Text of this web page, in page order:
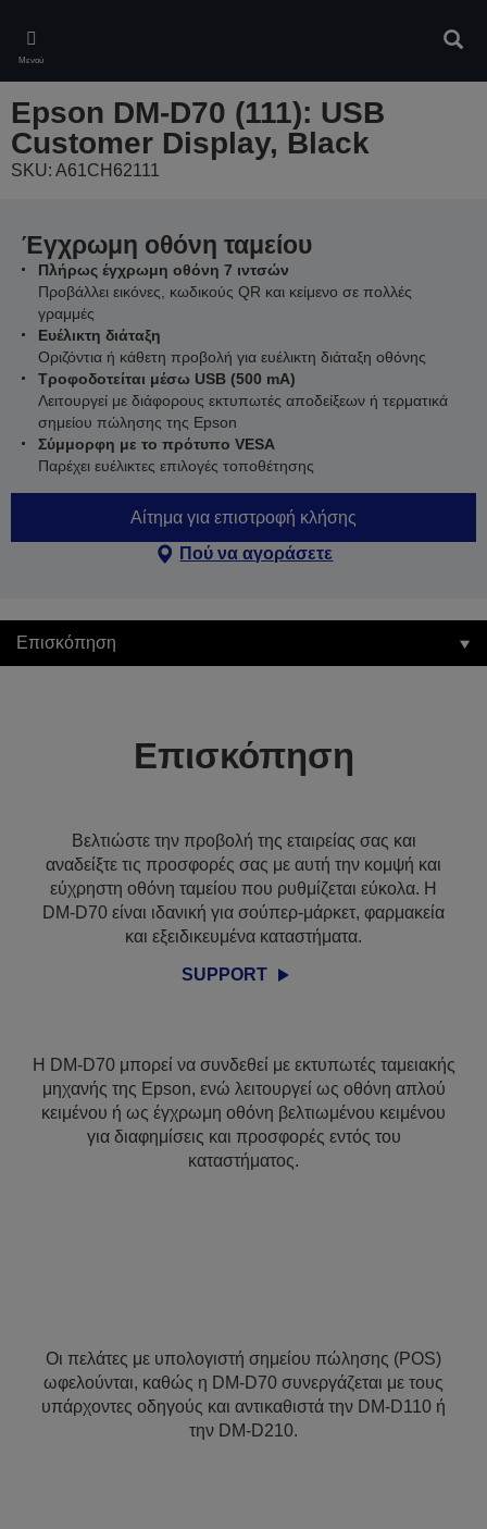
main
content
Μενού
Epson DM-D70 (111): USB
Customer Display, Black
SKU: A61CH62111
Έγχρωμη οθόνη ταμείου
Πλήρως έγχρωμη οθόνη 7 ιντσών
Προβάλλει εικόνες, κωδικούς QR και κείμενο σε πολλές
γραμμές
Ευέλικτη διάταξη
Οριζόντια ή κάθετη προβολή για ευέλικτη διάταξη οθόνης
Τροφοδοτείται μέσω USB (500 mA)
Λειτουργεί με διάφορους εκτυπωτές αποδείξεων ή τερματικά
σημείου πώλησης της Epson
Σύμμορφη με το πρότυπο VESA
Παρέχει ευέλικτες επιλογές τοποθέτησης
Αίτημα για επιστροφή κλήσης
Πού να αγοράσετε
Επισκόπηση
Επισκόπηση
Βελτιώστε την προβολή της εταιρείας σας και
αναδείξτε τις προσφορές σας με αυτή την κομψή και
εύχρηστη οθόνη ταμείου που ρυθμίζεται εύκολα. Η
DM-D70 είναι ιδανική για σούπερ-μάρκετ, φαρμακεία
και εξειδικευμένα καταστήματα.
SUPPORT
Η DM-D70 μπορεί να συνδεθεί με εκτυπωτές ταμειακής
μηχανής της Epson, ενώ λειτουργεί ως οθόνη απλού
κειμένου ή ως έγχρωμη οθόνη βελτιωμένου κειμένου
για διαφημίσεις και προσφορές εντός του
καταστήματος.
Οι πελάτες με υπολογιστή σημείου πώλησης (POS)
ωφελούνται, καθώς η DM-D70 συνεργάζεται με τους
υπάρχοντες οδηγούς και αντικαθιστά την DM-D110 ή
την DM-D210.